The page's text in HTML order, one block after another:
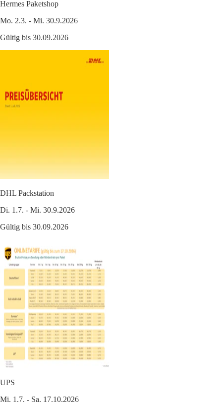
Hermes Paketshop
Mo. 2.3. - Mi. 30.9.2026
Gültig bis 30.09.2026
DHL Packstation
Di. 1.7. - Mi. 30.9.2026
Gültig bis 30.09.2026
UPS
Mi. 1.7. - Sa. 17.10.2026